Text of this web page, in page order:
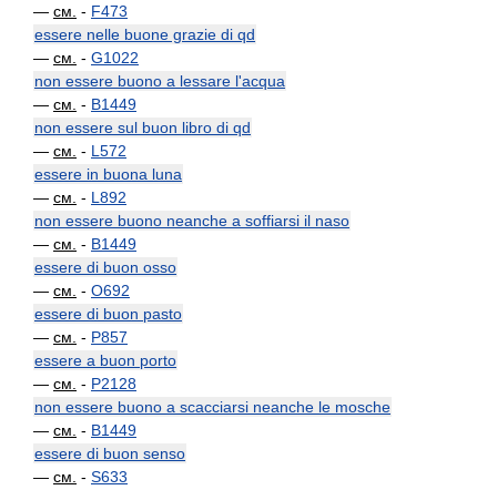
— см. - F473
essere nelle buone grazie di qd
— см. - G1022
non essere buono a lessare l'acqua
— см. - B1449
non essere sul buon libro di qd
— см. - L572
essere in buona luna
— см. - L892
non essere buono neanche a soffiarsi il naso
— см. - B1449
essere di buon osso
— см. - O692
essere di buon pasto
— см. - P857
essere a buon porto
— см. - P2128
non essere buono a scacciarsi neanche le mosche
— см. - B1449
essere di buon senso
— см. - S633